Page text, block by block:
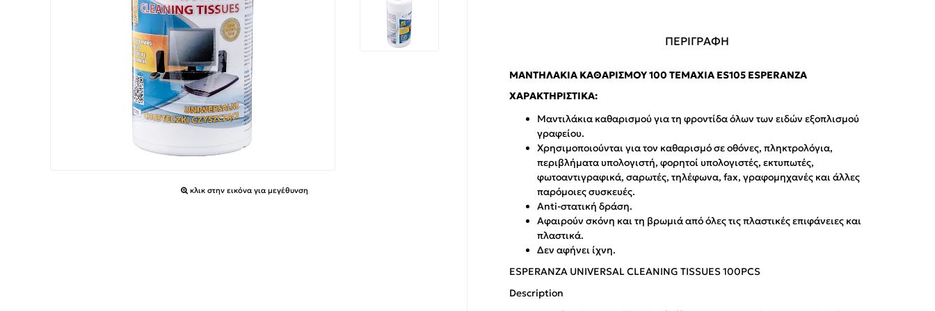
κλικ στην εικόνα για μεγέθυνση
ΠΕΡΙΓΡΑΦΗ
ΜΑΝΤΗΛΆΚΙΑ ΚΑΘΑΡΙΣΜΟΎ 100 ΤΕΜΆΧΙΑ ES105 ESPERANZA
ΧΑΡΑΚΤΗΡΙΣΤΙΚΆ:
Mαντιλάκια καθαρισμού για τη φροντίδα όλων των ειδών εξοπλισμού
γραφείου.
Χρησιμοποιούνται για τον καθαρισμό σε οθόνες, πληκτρολόγια,
περιβλήματα υπολογιστή, φορητοί υπολογιστές, εκτυπωτές,
φωτοαντιγραφικά, σαρωτές, τηλέφωνα, fax, γραφομηχανές και άλλες
παρόμοιες συσκευές.
Anti-στατική δράση.
Αφαιρούν σκόνη και τη βρωμιά από όλες τις πλαστικές επιφάνειες και
πλαστικά.
Δεν αφήνει ίχνη.
ESPERANZA UNIVERSAL CLEANING TISSUES 100PCS
Description